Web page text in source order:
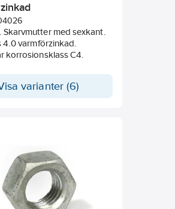
Skarvmutter med sexkant.
4.0 varmförzinkad.
korrosionsklass C4.
varianter (6)